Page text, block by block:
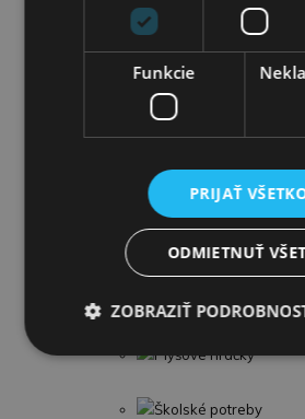
Detské knihy
Puzzle
Omaľovánky
Interaktívne zvieratká
Kuchynky a domáce
Guľočkové dráhy
Plyšové hračky
Školské potreby
Funkcie
PRIJAŤ
ODMIETNUŤ
ZOBRAZIŤ